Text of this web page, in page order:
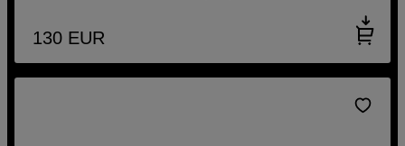
130 EUR